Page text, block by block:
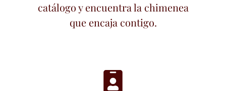
catálogo y encuentra la chimenea
que encaja contigo.